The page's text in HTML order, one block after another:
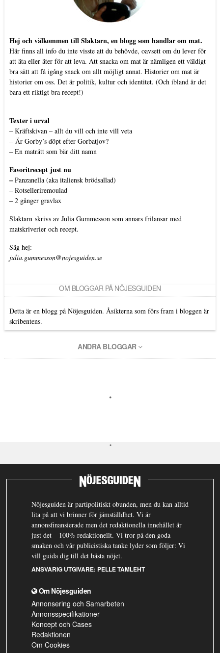
Hej och välkommen till Slaktarn, en blogg som handlar om mat.
Här finns all info du inte visste att du behövde, oavsett om du lever för
att äta eller äter för att leva. Att snacka om mat är nämligen ett väldigt
bra sätt att få igång snack om allt möjligt annat. Historier om mat är
historier om oss. Det är politik, kultur och identitet. (Och ibland är det
bara ett riktigt bra recept!)
Texter i urval
– Kräftskivan – allt du vill och inte vill veta
– Är Gorby’s döpt efter Gorbatjov?
– En maträtt som bär ditt namn
Favoritrecept just nu
– Panzanella (aka italiensk brödsallad)
– Rotselleriremoulad
– 2 gånger gravlax
Slaktarn skrivs av Julia Gummesson som annars frilansar med
matskriverier och recept.
Säg hej:
julia.gummesson@nojesguiden.se
OM BLOGGAR PÅ NÖJESGUIDEN
Detta är en blogg på Nöjesguiden. Åsikterna som förs fram i bloggen är
skribentens.
ANDRA BLOGGAR
Nöjesguiden är partipolitiskt obunden, men du kan alltid
lita på att vi brinner för jämställdhet. Vi är
annonsfinansierade men det redaktionella innehållet är
just det – 100% redaktionellt. Vi tror på den goda
smaken och vår publicistiska tanke lyder som följer: Vi
vill guida dig till det bästa nöjet.
ANSVARIG UTGIVARE: PELLE TAMLEHT
Om Nöjesguiden
Annonsering och Samarbeten
Annonsspecifikationer
Koncept och Cases
Redaktionen
Om Cookies